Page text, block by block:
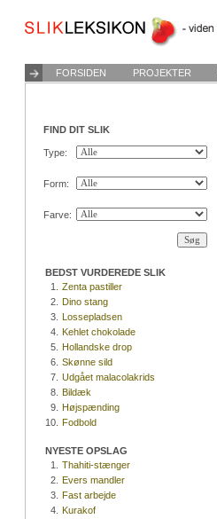
FORSIDEN PROJEKTER
FIND DIT SLIK
Type:
Form:
Farve:
BEDST VURDEREDE SLIK
1.
Zenta pastiller
2. Dino stang
3. Lossepladsen
4. Kehlet chokolade
5. Hollandske drop
6. Skønne sild
7. Udgået malacolakrids
8. Bildæk
9. Højspænding
10. Fodbold
NYESTE OPSLAG
1.
Thahiti-stænger
2. Evers mandler
3. Fast arbejde
4. Kurakof